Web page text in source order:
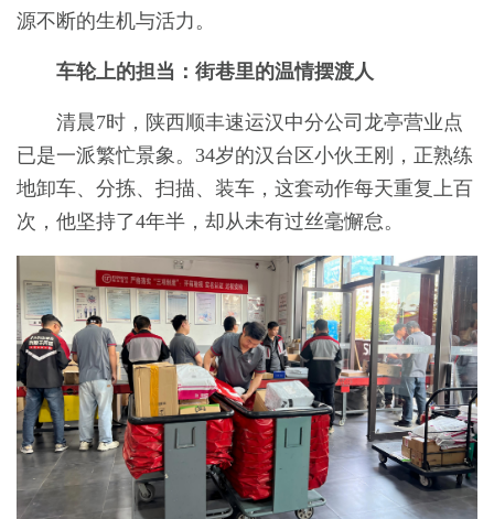
源不断的生机与活力。
车轮上的担当：街巷里的温情摆渡人
清晨7时，陕西顺丰速运汉中分公司龙亭营业点
已是一派繁忙景象。34岁的汉台区小伙王刚，正熟练
地卸车、分拣、扫描、装车，这套动作每天重复上百
次，他坚持了4年半，却从未有过丝毫懈怠。